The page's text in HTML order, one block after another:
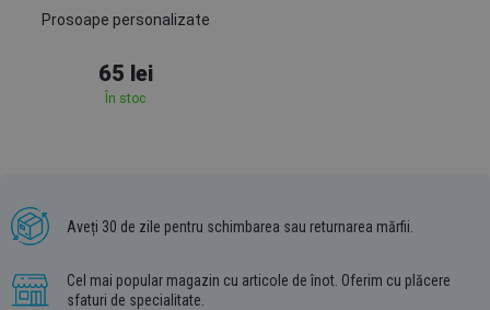
Prosoape personalizate
65 lei
În stoc
Aveți 30 de zile pentru schimbarea sau returnarea mărfii.
Cel mai popular magazin cu articole de înot. Oferim cu plăcere
sfaturi de specialitate.